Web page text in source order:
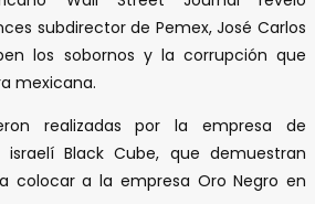
subdirector de Pemex, José Carlos
los sobornos y la corrupción que
mexicana.
realizadas por la empresa de
israelí Black Cube, que demuestran
colocar a la empresa Oro Negro en